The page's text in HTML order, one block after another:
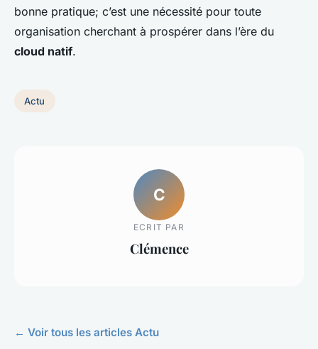
bonne pratique; c’est une nécessité pour toute
organisation cherchant à prospérer dans l’ère du
cloud natif.
Actu
C
ECRIT PAR
Clémence
← Voir tous les articles Actu